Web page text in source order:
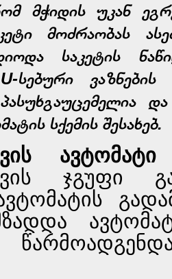
მჭიდის უკან
მოძრაობას
საკეტის
სებური
სქემის შესახებ.
ჯგუფი